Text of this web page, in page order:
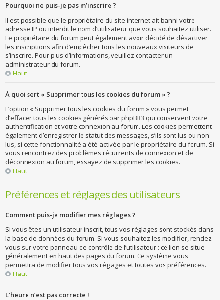
Pourquoi ne puis-je pas m’inscrire ?
Il est possible que le propriétaire du site internet ait banni votre
adresse IP ou interdit le nom d’utilisateur que vous souhaitez utiliser.
Le propriétaire du forum peut également avoir décidé de désactiver
les inscriptions afin d’empêcher tous les nouveaux visiteurs de
s’inscrire. Pour plus d’informations, veuillez contacter un
administrateur du forum.
Haut
À quoi sert « Supprimer tous les cookies du forum » ?
L’option « Supprimer tous les cookies du forum » vous permet
d’effacer tous les cookies générés par phpBB3 qui conservent votre
authentification et votre connexion au forum. Les cookies permettent
également d’enregistrer le statut des messages, s’ils sont lus ou non
lus, si cette fonctionnalité a été activée par le propriétaire du forum. Si
vous rencontrez des problèmes récurrents de connexion et de
déconnexion au forum, essayez de supprimer les cookies.
Haut
Préférences et réglages des utilisateurs
Comment puis-je modifier mes réglages ?
Si vous êtes un utilisateur inscrit, tous vos réglages sont stockés dans
la base de données du forum. Si vous souhaitez les modifier, rendez-
vous sur votre panneau de contrôle de l’utilisateur ; ce lien se situe
généralement en haut des pages du forum. Ce système vous
permettra de modifier tous vos réglages et toutes vos préférences.
Haut
L’heure n’est pas correcte !